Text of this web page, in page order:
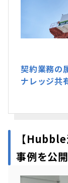
契約業務の
ナレッジ共
【Hubble
事例を公